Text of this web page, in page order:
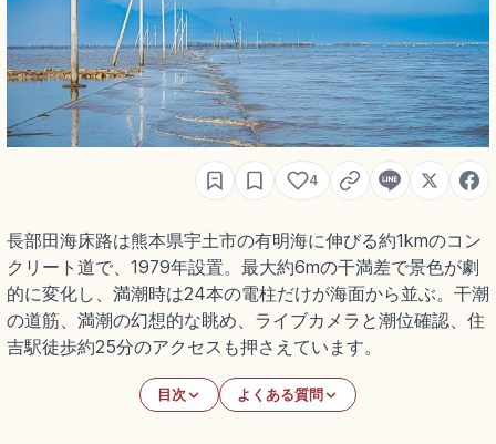
4
長部田海床路は熊本県宇土市の有明海に伸びる約1kmのコン
クリート道で、1979年設置。最大約6mの干満差で景色が劇
的に変化し、満潮時は24本の電柱だけが海面から並ぶ。干潮
の道筋、満潮の幻想的な眺め、ライブカメラと潮位確認、住
吉駅徒歩約25分のアクセスも押さえています。
目次 よくある質問